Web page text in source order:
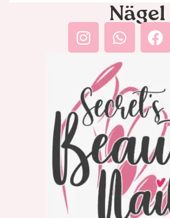
Nägel